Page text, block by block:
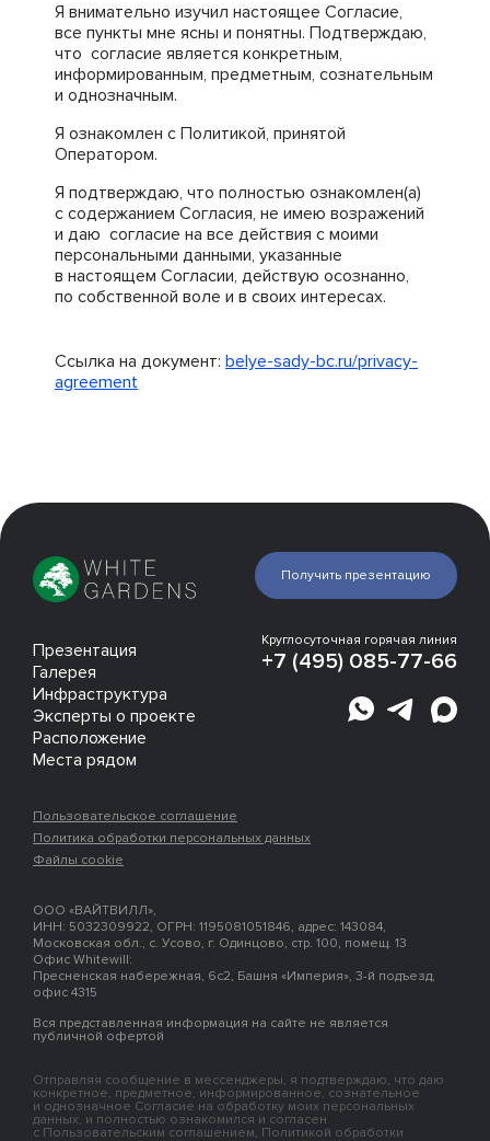
Я внимательно изучил настоящее Согласие,
все пункты мне ясны и понятны. Подтверждаю,
что согласие является конкретным,
информированным, предметным, сознательным
и однозначным.
Я ознакомлен с Политикой, принятой
Оператором.
Я подтверждаю, что полностью ознакомлен(а)
с содержанием Согласия, не имею возражений
и даю согласие на все действия с моими
персональными данными, указанные
в настоящем Согласии, действую осознанно,
по собственной воле и в своих интересах.
Ссылка на документ: belye-sady-bc.ru/privacy-
agreement
Презентация
Галерея
Инфраструктура
Эксперты о проекте
Расположение
Места рядом
Круглосуточная горячая линия
+7 (495) 085-77-66
Получить презентацию
Пользовательское соглашение
Политика обработки персональных данных
Файлы cookie
ООО «ВАЙТВИЛЛ»,
ИНН: 5032309922, ОГРН: 1195081051846, адрес: 143084,
Московская обл., с. Усово, г. Одинцово, стр. 100, помещ. 13
Офис Whitewill:
Пресненская набережная, 6с2, Башня «Империя», 3-й подъезд,
офис 4315
Вся представленная информация на сайте не является
публичной офертой
Отправляя сообщение в мессенджеры, я подтверждаю, что даю
конкретное, предметное, информированное, сознательное
и однозначное Согласие на обработку моих персональных
данных, и полностью ознакомился и согласен
с Пользовательским соглашением, Политикой обработки